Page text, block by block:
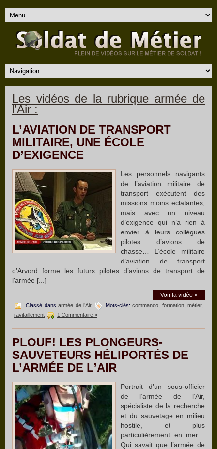
Les vidéos de la rubrique armée de
l’Air :
L’AVIATION DE TRANSPORT
MILITAIRE, UNE ÉCOLE
D’EXIGENCE
Les personnels navigants
de l’aviation militaire de
transport exécutent des
missions moins éclatantes,
mais avec un niveau
d’exigence qui n’a rien à
envier à leurs collègues
pilotes d’avions de
chasse… L’école militaire
d’aviation de transport
d’Arvord forme les futurs pilotes d’avions de transport de
l’armée [...]
Voir la vidéo »
Classé dansarmée de l’Air Mots-clés:commando formation,métier,
ravitaillement
1 Commentaire »
PLOUF! LES PLONGEURS-
SAUVETEURS HÉLIPORTÉS DE
L’ARMÉE DE L’AIR
Portrait d’un sous-officier
de l’armée de l’Air,
spécialiste de la recherche
et du sauvetage en milieu
hostile, et plus
particulièrement en mer…
Qui savait que l’armée de